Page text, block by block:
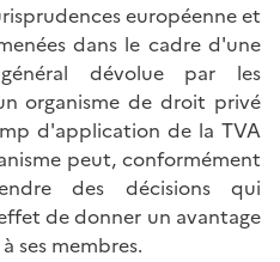
européenne et
dans le cadre d'une
dévolue par les
organisme de droit privé
d'application de la TVA
peut, conformément
des décisions qui
de donner un avantage
ses membres.